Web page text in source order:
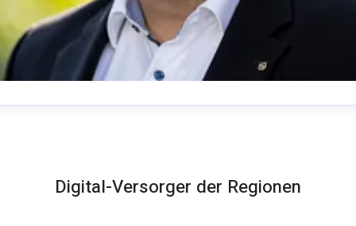
Digital-Versorger der Regionen